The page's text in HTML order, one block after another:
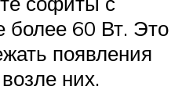
60 Вт. Это
появления
них.